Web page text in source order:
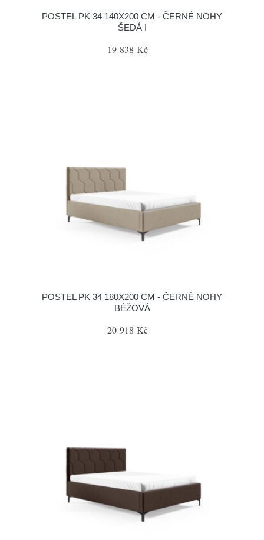
POSTEL PK 34 140X200 CM - ČERNÉ NOHY
ŠEDÁ I
19 838 Kč
POSTEL PK 34 180X200 CM - ČERNÉ NOHY
BÉŽOVÁ
20 918 Kč